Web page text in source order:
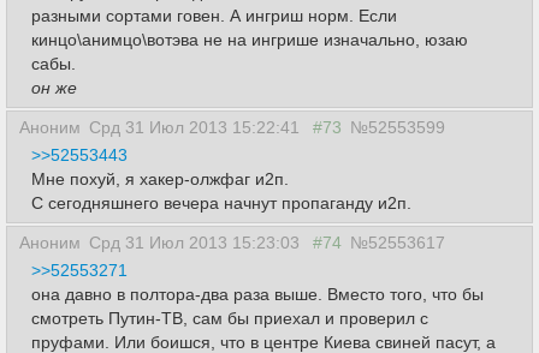
разными сортами говен. А ингриш норм. Если
кинцо\анимцо\вотэва не на ингрише изначально, юзаю
сабы.
он же
Аноним Срд 31 Июл 2013 15:22:41 #73 №52553599
>>52553443
Мне похуй, я хакер-олжфаг и2п.
С сегодняшнего вечера начнут пропаганду и2п.
Аноним Срд 31 Июл 2013 15:23:03 #74 №52553617
>>52553271
она давно в полтора-два раза выше. Вместо того, что бы
смотреть Путин-ТВ, сам бы приехал и проверил с
пруфами. Или боишся, что в центре Киева свиней пасут, а